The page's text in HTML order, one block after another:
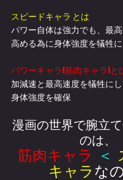
スピードキャラ とは
パワー自体は強力でも、最
高める為に身体強度を犠牲
パワーキャラ(筋肉キャラ)と
加減速と最高速度を犠牲に
身体強度を確保
漫画の世界で腕立
のは、
筋肉キャラ ＜
キャラ な